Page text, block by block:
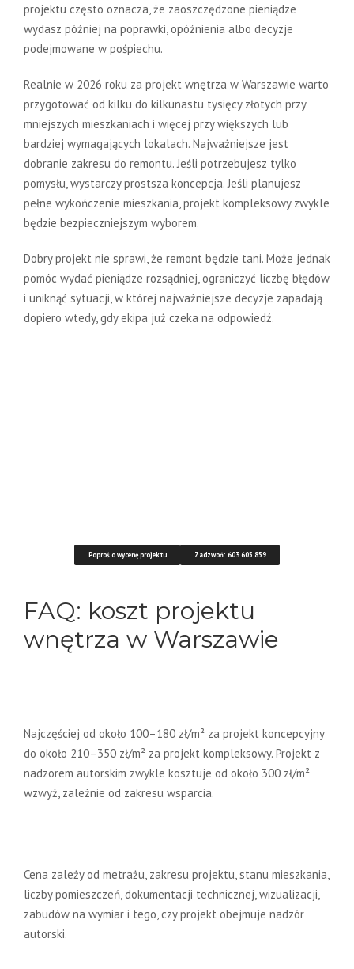
projektu często oznacza, że zaoszczędzone pieniądze
wydasz później na poprawki, opóźnienia albo decyzje
podejmowane w pośpiechu.
Realnie w 2026 roku za projekt wnętrza w Warszawie warto
przygotować od kilku do kilkunastu tysięcy złotych przy
mniejszych mieszkaniach i więcej przy większych lub
bardziej wymagających lokalach. Najważniejsze jest
dobranie zakresu do remontu. Jeśli potrzebujesz tylko
pomysłu, wystarczy prostsza koncepcja. Jeśli planujesz
pełne wykończenie mieszkania, projekt kompleksowy zwykle
będzie bezpieczniejszym wyborem.
Dobry projekt nie sprawi, że remont będzie tani. Może jednak
pomóc wydać pieniądze rozsądniej, ograniczyć liczbę błędów
i uniknąć sytuacji, w której najważniejsze decyzje zapadają
dopiero wtedy, gdy ekipa już czeka na odpowiedź.
Poproś o wycenę projektu Zadzwoń: 603 605 859
FAQ: koszt projektu
wnętrza w Warszawie
Najczęściej od około 100–180 zł/m² za projekt koncepcyjny
do około 210–350 zł/m² za projekt kompleksowy. Projekt z
nadzorem autorskim zwykle kosztuje od około 300 zł/m²
wzwyż, zależnie od zakresu wsparcia.
Cena zależy od metrażu, zakresu projektu, stanu mieszkania,
liczby pomieszczeń, dokumentacji technicznej, wizualizacji,
zabudów na wymiar i tego, czy projekt obejmuje nadzór
autorski.